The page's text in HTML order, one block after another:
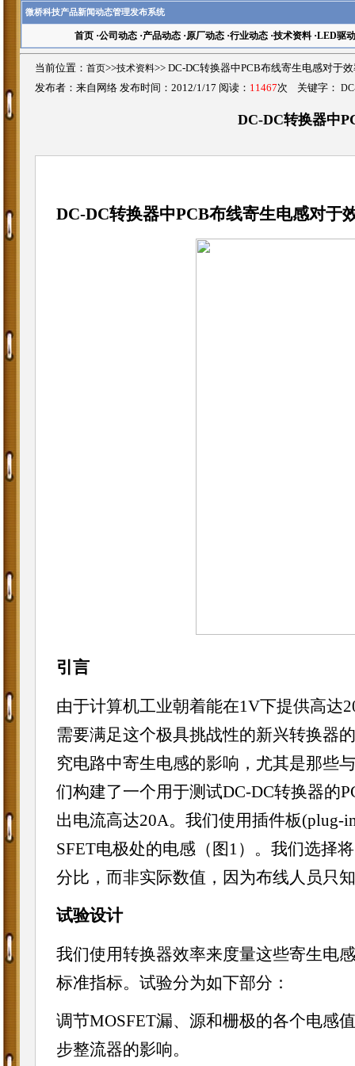
微桥科技产品新闻动态管理发布系统
首页·公司动态·产品动态·原厂动态·行业动态·技术资料·LED驱动
当前位置： 首页>>技术资料>> DC-DC转换器中PCB布线寄生电感对于
发布者：来自网络 发布时间：2012/1/17 阅读： 11467次 关键字：
DC-DC转换器中
DC-DC转换器中PCB布线寄生电感对于
引言
由于计算机工业朝着能在1V下提供高达
需要满足这个极具挑战性的新兴转换器
究电路中寄生电感的影响，尤其是那些
们构建了一个用于测试DC-DC转换器的
出电流高达20A。我们使用插件板(plug-
SFET电极处的电感（图1）。我们选择
分比，而非实际数值，因为布线人员只
试验设计
我们使用转换器效率来度量这些寄生电
标准指标。试验分为如下部分：
调节MOSFET漏、源和栅极的各个电感
步整流器的影响。